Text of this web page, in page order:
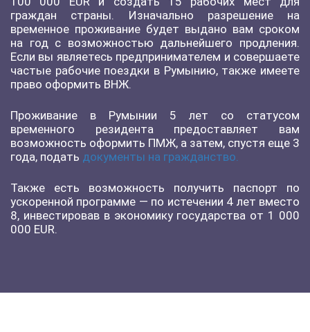
граждан страны. Изначально разрешение на
временное проживание будет выдано вам сроком
на год с возможностью дальнейшего продления.
Если вы являетесь предпринимателем и совершаете
частые рабочие поездки в Румынию, также имеете
право оформить ВНЖ.
Проживание в Румынии 5 лет со статусом
временного резидента предоставляет вам
возможность оформить ПМЖ, а затем, спустя еще 3
года, подать документы на гражданство.
Также есть возможность получить паспорт по
ускоренной программе — по истечении 4 лет вместо
8, инвестировав в экономику государства от 1 000
000 EUR.